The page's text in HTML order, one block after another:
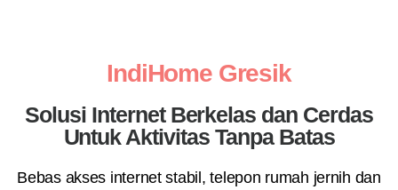
IndiHome Gresik
Solusi Internet Berkelas dan Cerdas
Untuk Aktivitas Tanpa Batas
Bebas akses internet stabil, telepon rumah jernih dan